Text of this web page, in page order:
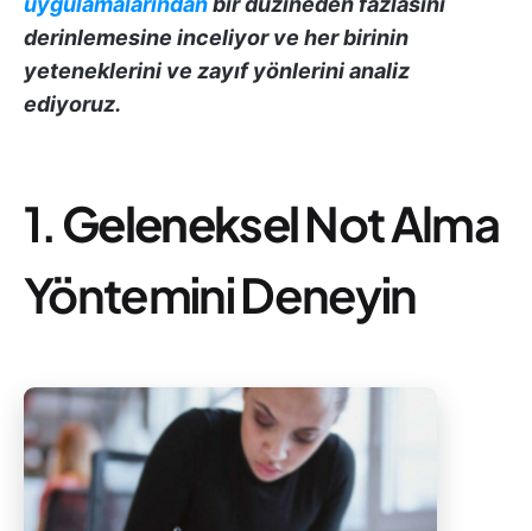
derinlemesine inceliyor ve her birinin
yeteneklerini ve zayıf yönlerini analiz
ediyoruz.
1.GelenekselNot Alma
Yöntemini Deneyin